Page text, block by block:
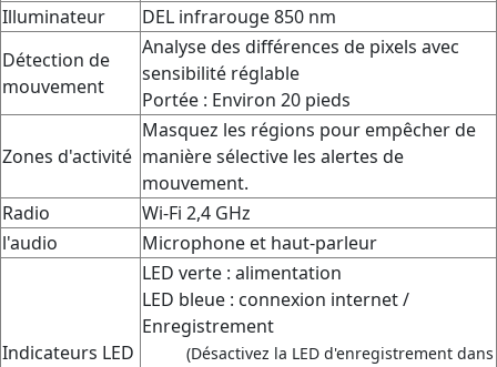
Illuminateur
DEL infrarouge 850 nm
Détection de
mouvement
Analyse des différences de pixels avec
sensibilité réglable
Portée : Environ 20 pieds
Zones d'activité
Masquez les régions pour empêcher de
manière sélective les alertes de
mouvement.
Radio
Wi-Fi 2,4 GHz
l'audio
Microphone et haut-parleur
Indicateurs LED
LED verte : alimentation
LED bleue : connexion internet /
Enregistrement
(Désactivez la LED d'enregistrement dans